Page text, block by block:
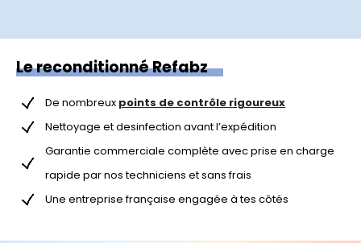
Le reconditionné Refabz
De nombreux points de contrôle rigoureux
Nettoyage et desinfection avant l’expédition
Garantie commerciale complète avec prise en charge
rapide par nos techniciens et sans frais
Une entreprise française engagée à tes côtés